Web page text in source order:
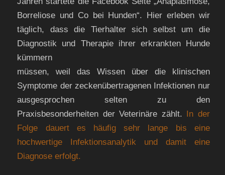
Borreliose und Co bei Hunden“. Hier erleben wir
täglich, dass die Tierhalter sich selbst um die
Diagnostik und Therapie ihrer erkrankten Hunde
kümmern
müssen, weil das Wissen über die klinischen
Symptome der zeckenübertragenen Infektionen nur
ausgesprochen selten zu den
Praxisbesonderheiten der Veterinäre zählt.
In der
Folge dauert es häufig sehr lange bis eine
hochwertige Infektionsanalytik und damit eine
Diagnose erfolgt.